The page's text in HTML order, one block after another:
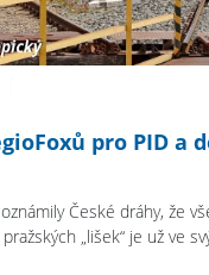
pro PID a
České dráhy, že
„lišek“ je už ve